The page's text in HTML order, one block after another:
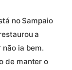
no Sampaio
a
ia bem.
de manter o